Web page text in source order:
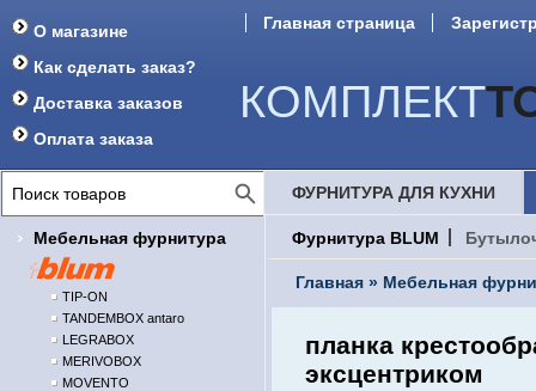
О магазине
Как сделать заказ?
Доставка заказов
Оплата заказа
Главная страница
КОМПЛЕКТ
Мебельная фурнитура
TIP-ON
TANDEMBOX antaro
LEGRABOX
MERIVOBOX
MOVENTO
ФУРНИТУРА ДЛЯ КУХНИ
Фурнитура BLUM
Главная » Мебельная
планка
эксцентриком